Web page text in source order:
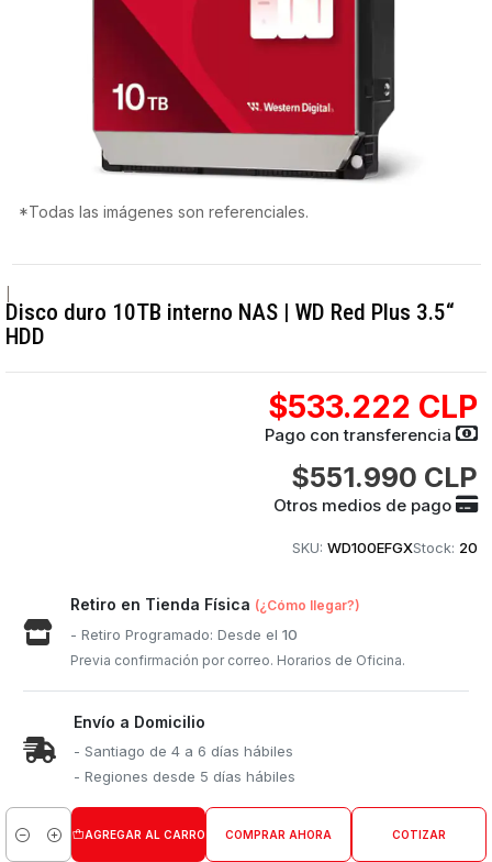
*Todas las imágenes son referenciales.
Disco duro 10TB interno NAS | WD Red Plus 3.5“
HDD
$533.222 CLP
Pago con transferencia
$551.990 CLP
Otros medios de pago
SKU: WD100EFGXStock: 20
Retiro en Tienda Física (¿Cómo llegar?)
- Retiro Programado: Desde el10
Previa confirmación por correo. Horarios de Oficina.
Envío a Domicilio
- Santiago de 4 a 6 días hábiles
- Regiones desde 5 días hábiles
Cantidad
AGREGAR AL CARRO COMPRAR AHORA COTIZAR